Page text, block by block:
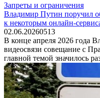
Запреты и ограничения
Владимир Путин поручил
к некоторым онлайн-
02.06.20260513
В конце апреля 2026 года
видеосвязи совещание с
главной темой значилось